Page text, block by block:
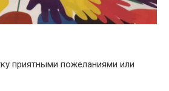
приятными пожеланиями или